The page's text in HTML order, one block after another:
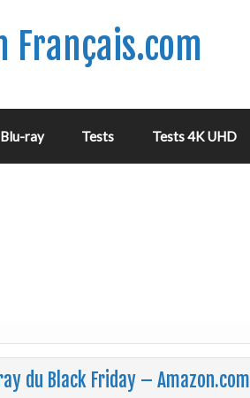
Français.com
ray Tests Tests 4K UHD
du Black Friday – Amazon.com